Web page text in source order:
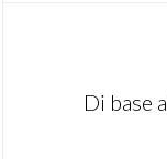
Di base a